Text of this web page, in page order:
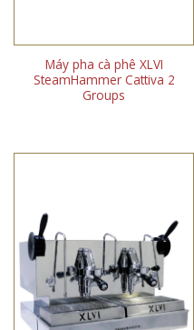
Máy pha cà phê XLVI
SteamHammer Cattiva 2
Groups